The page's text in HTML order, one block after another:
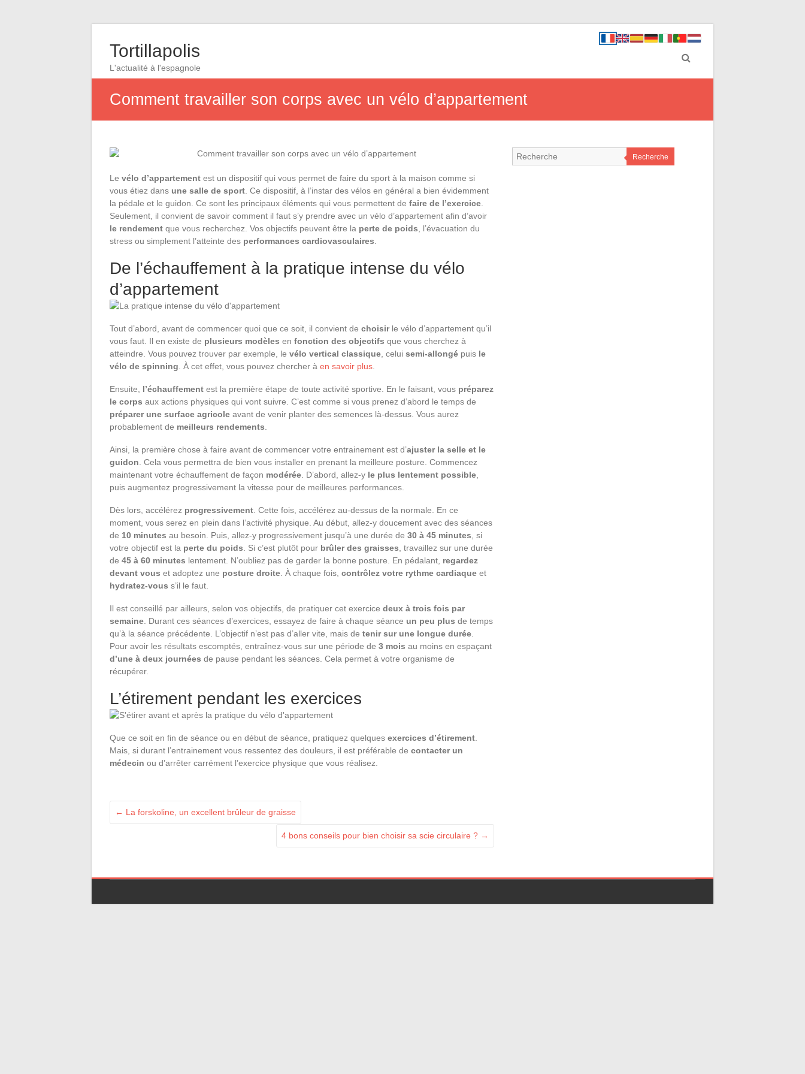
Tortillapolis
L'actualité à l'espagnole
Comment travailler son corps avec un vélo d’appartement
Le vélo d’appartement est un dispositif qui vous permet de faire du sport à la maison comme si
vous étiez dans une salle de sport . Ce dispositif, à l’instar des vélos en général a bien évidemment
la pédale et le guidon. Ce sont les principaux éléments qui vous permettent de faire de l’exercice
Seulement, il convient de savoir comment il faut s’y prendre avec un vélo d’appartement afin d’avoir
le rendement que vous recherchez. Vos objectifs peuvent être la perte de poids , l’évacuation du
stress ou simplement l’atteinte des performances cardiovasculaires
De l’échauffement à la pratique intense du vélo
d’appartement
Tout d’abord, avant de commencer quoi que ce soit, il convient de choisirle vélo d’appartement qu’il
vous faut. Il en existe de plusieurs modèles en fonction des objectifs que vous cherchez à
atteindre. Vous pouvez trouver par exemple, le vélo vertical classique , celui semi-allongé puis le
vélo de spinning . À cet effet, vous pouvez chercher à en savoir plus
Ensuite, l’échauffement est la première étape de toute activité sportive. En le faisant, vous préparez
le corps aux actions physiques qui vont suivre. C’est comme si vous prenez d’abord le temps de
préparer une surface agricole avant de venir planter des semences là-dessus. Vous aurez
probablement de meilleurs rendements
Ainsi, la première chose à faire avant de commencer votre entrainement est d’ajuster la selle et le
guidon . Cela vous permettra de bien vous installer en prenant la meilleure posture. Commencez
maintenant votre échauffement de façon modérée . D’abord, allez-y le plus lentement possible
puis augmentez progressivement la vitesse pour de meilleures performances.
Dès lors, accélérez progressivement . Cette fois, accélérez au-dessus de la normale. En ce
moment, vous serez en plein dans l’activité physique. Au début, allez-y doucement avec des séances
de 10 minutes au besoin. Puis, allez-y progressivement jusqu’à une durée de 30 à 45 minutes , si
votre objectif est la perte du poids . Si c’est plutôt pour brûler des graisses , travaillez sur une durée
de 45 à 60 minutes lentement. N’oubliez pas de garder la bonne posture. En pédalant, regardez
devant vous et adoptez une posture droite . À chaque fois, contrôlez votre rythme cardiaque et
hydratez-vous s’il le faut.
Il est conseillé par ailleurs, selon vos objectifs, de pratiquer cet exercice deux à trois fois par
semaine . Durant ces séances d’exercices, essayez de faire à chaque séance un peu plus de temps
qu’à la séance précédente. L’objectif n’est pas d’aller vite, mais de tenir sur une longue durée
Pour avoir les résultats escomptés, entraînez-vous sur une période de 3 mois au moins en espaçant
d’une à deux journées de pause pendant les séances. Cela permet à votre organisme de
récupérer.
L’étirement pendant les exercices
Que ce soit en fin de séance ou en début de séance, pratiquez quelques exercices d’étirement
Mais, si durant l’entrainement vous ressentez des douleurs, il est préférable de contacter un
médecin ou d’arrêter carrément l’exercice physique que vous réalisez.
← La forskoline, un excellent brûleur de graisse
4 bons conseils pour bien choisir sa scie circulaire ? →
Recherche